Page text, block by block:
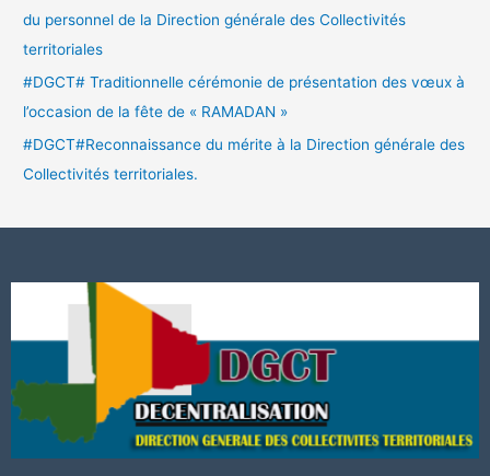
du personnel de la Direction générale des Collectivités
territoriales
#DGCT# Traditionnelle cérémonie de présentation des vœux à
l’occasion de la fête de « RAMADAN »
#DGCT#Reconnaissance du mérite à la Direction générale des
Collectivités territoriales.